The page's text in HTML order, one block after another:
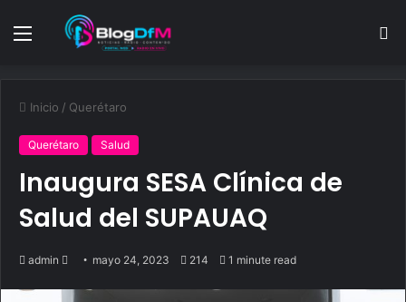
Menu
Inicio / Querétaro
Querétaro Salud
Inaugura SESA Clínica de
Salud del SUPAUAQ
admin
Send mayo 24, 2023 214 1 minute read